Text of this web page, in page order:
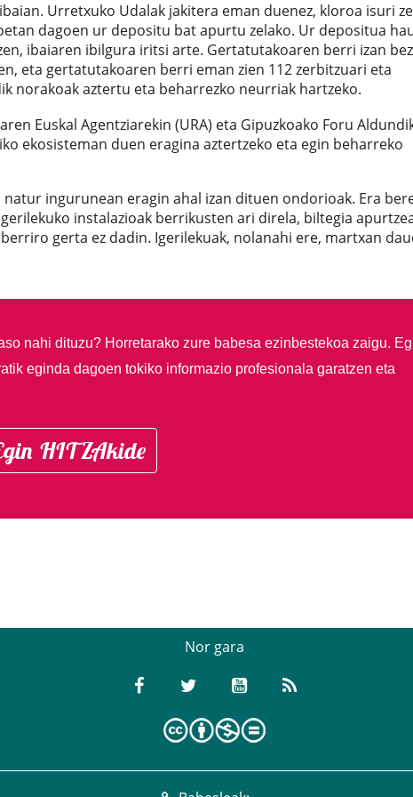
Urretxuko Udalak jakitera eman duenez, kloroa isuri
dagoen ur depositu bat apurtu zelako. Ur depositua
ibaiaren ibilgura iritsi arte. Gertatutakoaren berri izan
eta gertatutakoaren berri eman zien 112 zerbitzuari eta
norakoak aztertu eta beharrezko neurriak hartzeko.
Euskal Agentziarekin (URA) eta Gipuzkoako Foru
ekosisteman duen eragina aztertzeko eta egin beharreko
ingurunean eragin ahal izan dituen ondorioak. Era
instalazioak berrikusten ari direla, biltegia
gerta ez dadin. Igerilekuak, nolanahi ere, martxan
nahi dituzu? Horretarako zure babesa ezinbestekoa zaigu.
eginda dagoen tokiko informazio profesionala garatzen eta
HITZAkide
Nor gara